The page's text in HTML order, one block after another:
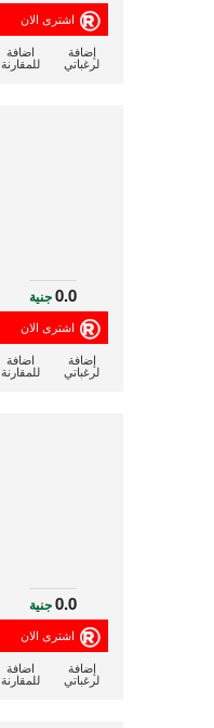
إضافة
لرغباتي
اضافة
للمقارنة
0.0جنية
إضافة
لرغباتي
اضافة
للمقارنة
0.0جنية
إضافة
لرغباتي
اضافة
للمقارنة